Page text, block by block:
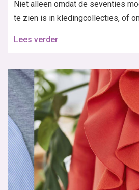
Niet alleen omdat de seventies
te zien is in kledingcollecties, of
Lees verder